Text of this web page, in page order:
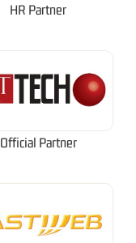
HR Partner
Official Partner